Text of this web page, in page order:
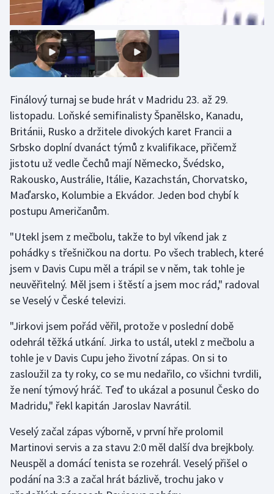
Plavání
Plážový volejbal
Rychlobruslení
Rychlostní kanoistika
Short track
Sportovní střelba
Triatlon
Veslování
Volejbal
Ostatní
Finálový turnaj se bude hrát v Madridu 23. až 29.
listopadu. Loňské semifinalisty Španělsko, Kanadu,
Británii, Rusko a držitele divokých karet Francii a
Srbsko doplní dvanáct týmů z kvalifikace, přičemž
jistotu už vedle Čechů mají Německo, Švédsko,
Rakousko, Austrálie, Itálie, Kazachstán, Chorvatsko,
Maďarsko, Kolumbie a Ekvádor. Jeden bod chybí k
postupu Američanům.
"Utekl jsem z mečbolu, takže to byl víkend jak z
pohádky s třešničkou na dortu. Po všech trablech, které
jsem v Davis Cupu měl a trápil se v něm, tak tohle je
neuvěřitelný. Měl jsem i štěstí a jsem moc rád," radoval
se Veselý v České televizi.
"Jirkovi jsem pořád věřil, protože v poslední době
odehrál těžká utkání. Jirka to ustál, utekl z mečbolu a
tohle je v Davis Cupu jeho životní zápas. On si to
zasloužil za ty roky, co se mu nedařilo, co všichni tvrdili,
že není týmový hráč. Teď to ukázal a posunul Česko do
Madridu," řekl kapitán Jaroslav Navrátil.
Veselý začal zápas výborně, v první hře prolomil
Martinovi servis a za stavu 2:0 měl další dva brejkboly.
Neuspěl a domácí tenista se rozehrál. Veselý přišel o
podání na 3:3 a začal hrát bázlivě, trochu jako v